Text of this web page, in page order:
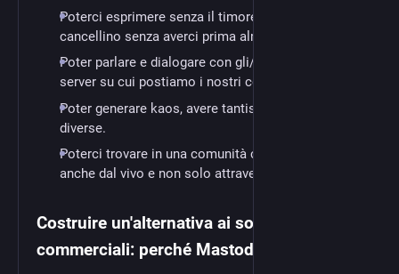
Poterci esprimere senza il timore che altri li
cancellino senza averci prima almeno interpellate.
Poter parlare e dialogare con gli/le admins del
server su cui postiamo i nostri contenuti.
Poter generare kaos, avere tantissime identita'
diverse.
Poterci trovare in una comunità con cui dialogare
anche dal vivo e non solo attraverso un computer.
Costruire un'alternativa ai social network
commerciali: perché Mastodon